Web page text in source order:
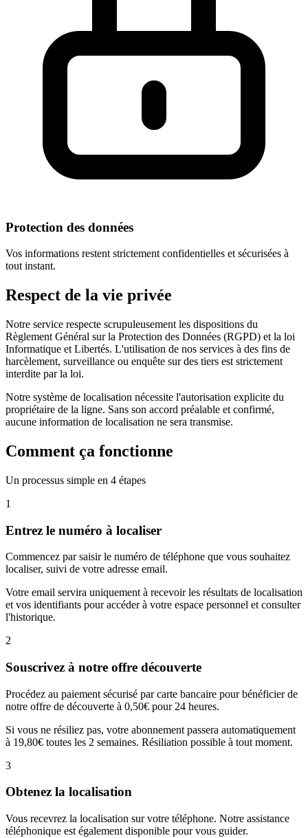
Protection des données
Vos informations restent strictement confidentielles et sécurisées à
tout instant.
Respect de la vie privée
Notre service respecte scrupuleusement les dispositions du
Règlement Général sur la Protection des Données (RGPD) et la loi
Informatique et Libertés. L'utilisation de nos services à des fins de
harcèlement, surveillance ou enquête sur des tiers est strictement
interdite par la loi.
Notre système de localisation nécessite l'autorisation explicite du
propriétaire de la ligne. Sans son accord préalable et confirmé,
aucune information de localisation ne sera transmise.
Comment ça fonctionne
Un processus simple en 4 étapes
1
Entrez le numéro à localiser
Commencez par saisir le numéro de téléphone que vous souhaitez
localiser, suivi de votre adresse email.
Votre email servira uniquement à recevoir les résultats de localisation
et vos identifiants pour accéder à votre espace personnel et consulter
l'historique.
2
Souscrivez à notre offre découverte
Procédez au paiement sécurisé par carte bancaire pour bénéficier de
notre offre de découverte à 0,50€ pour 24 heures.
Si vous ne résiliez pas, votre abonnement passera automatiquement
à 19,80€ toutes les 2 semaines. Résiliation possible à tout moment.
3
Obtenez la localisation
Vous recevrez la localisation sur votre téléphone. Notre assistance
téléphonique est également disponible pour vous guider.